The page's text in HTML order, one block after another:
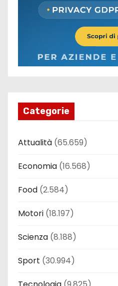
Categorie
Attualità (65.659)
Economia (16.568)
Food (2.584)
Motori (18.197)
Scienza (8.188)
Sport (30.994)